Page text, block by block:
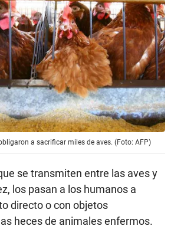
a sacrificar miles de aves. (Foto: AFP)
se transmiten entre las aves y
los pasan a los humanos a
directo o con objetos
heces de animales enfermos.